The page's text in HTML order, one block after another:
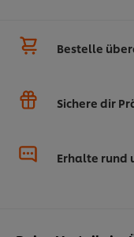
Bestelle
Sichere dir
Erhalte rund